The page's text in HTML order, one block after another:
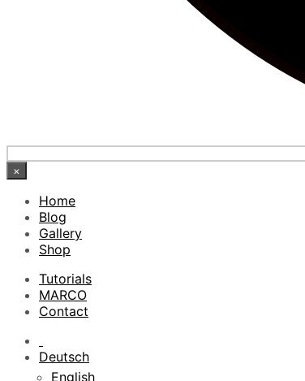
×
Home
Blog
Gallery
Shop
Tutorials
MARCO
Contact
Deutsch
English